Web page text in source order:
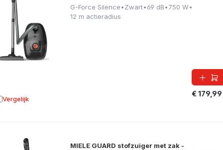
G-Force Silence•Zwart•69 dB•750 W•
12 m actieradius
€ 179,99
Vergelijk aan vergelijking
MIELE GUARD stofzuiger met zak -